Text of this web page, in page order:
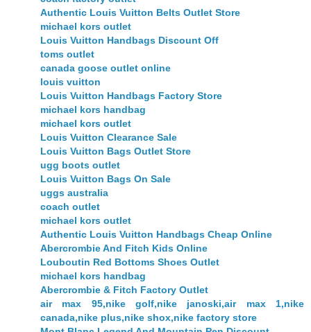
Authentic Louis Vuitton Belts Outlet Store
michael kors outlet
Louis Vuitton Handbags Discount Off
toms outlet
canada goose outlet online
louis vuitton
Louis Vuitton Handbags Factory Store
michael kors handbag
michael kors outlet
Louis Vuitton Clearance Sale
Louis Vuitton Bags Outlet Store
ugg boots outlet
Louis Vuitton Bags On Sale
uggs australia
coach outlet
michael kors outlet
Authentic Louis Vuitton Handbags Cheap Online
Abercrombie And Fitch Kids Online
Louboutin Red Bottoms Shoes Outlet
michael kors handbag
Abercrombie & Fitch Factory Outlet
air max 95,nike golf,nike janoski,air max 1,nike
canada,nike plus,nike shox,nike factory store